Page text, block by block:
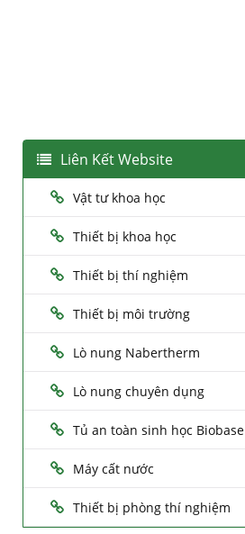
Liên Kết Website
Vật tư khoa học
Thiết bị khoa học
Thiết bị thí nghiệm
Thiết bị môi trường
Lò nung Nabertherm
Lò nung chuyên dụng
Tủ an toàn sinh học Biobase
Máy cất nước
Thiết bị phòng thí nghiệm